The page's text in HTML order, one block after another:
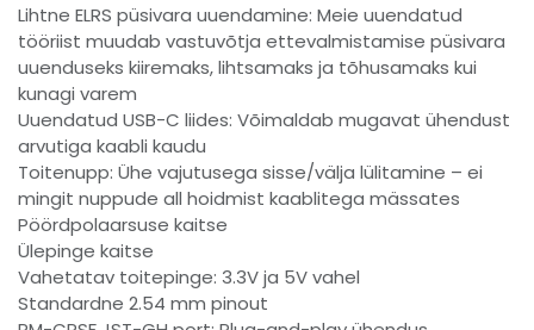
Lihtne ELRS püsivara uuendamine: Meie uuendatud
tööriist muudab vastuvõtja ettevalmistamise püsivara
uuenduseks kiiremaks, lihtsamaks ja tõhusamaks kui
kunagi varem
Uuendatud USB-C liides: Võimaldab mugavat ühendust
arvutiga kaabli kaudu
Toitenupp: Ühe vajutusega sisse/välja lülitamine – ei
mingit nuppude all hoidmist kaablitega mässates
Pöördpolaarsuse kaitse
Ülepinge kaitse
Vahetatav toitepinge: 3.3V ja 5V vahel
Standardne 2.54 mm pinout